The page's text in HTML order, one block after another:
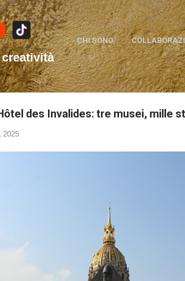
Passa ai contenuti principali
CHI SONO
des Invalides: tre musei, mille
2025